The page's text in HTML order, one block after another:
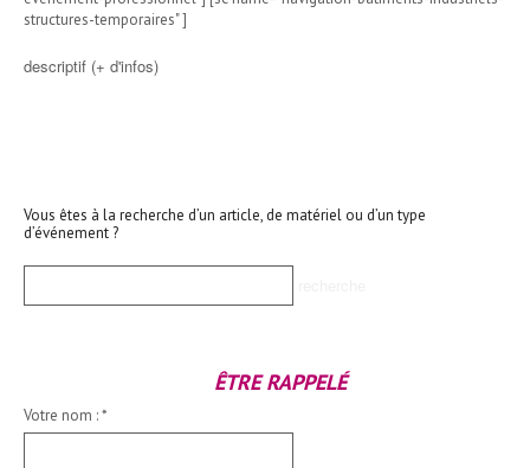
structures-temporaires" ]
descriptif (+ d'infos)
Vous êtes à la recherche d’un article, de matériel ou d’un type
d’événement ?
ÊTRE RAPPELÉ
Votre nom :*